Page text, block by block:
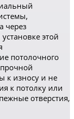
через
этой
потолочного
к износу и не
к потолку или
отверстия,